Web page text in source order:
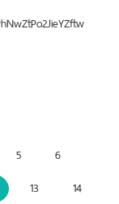
5
6
13
14